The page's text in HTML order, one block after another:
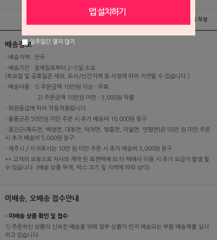
상품후기 및 평가서 작성
배송정보
- 배송지역 : 전국
- 배송기간 : 결제일로부터 2~5일 소요
(토요일 및 공휴일은 제외, 도서/산간지역 등 사정에 따라 지연될 수 있습니다.)
- 배송비용 : 1) 주문금액 10만원 이상 - 무료
2) 주문금액 10만원 미만 - 3,000원 착불
- 회원등급에 따라 차등적용됩니다.
- 울릉군은 50만원 미만 주문 시 추가 배송비 10,000원 청구
- 옹진군(북도면, 백령면, 대청면, 덕적면, 영흥면, 자월면, 연평면)은 50만 원 미만 주문
시 추가 배송비 5,000원 청구
- 제주시 / 서귀포시는 10만 원 미만 주문 시 추가 배송비 3,000원 청구
** 고객의 요청으로 자사와 계약 된 로젠택배 외 타 택배사 이용 시 추가 요금이 발생 할
수 있습니다. (배송 상품 무게, 박스 크기 및 지역에 따라 상이)
미배송, 오배송 접수안내
- 미배송 상품 확인 및 접수
1) 주문하신 상품의 신속한 배송을 위해 일부 상품이 먼저 배송되는 부분 배송제를 실시
하고 있습니다.
일주일간 열지 않기